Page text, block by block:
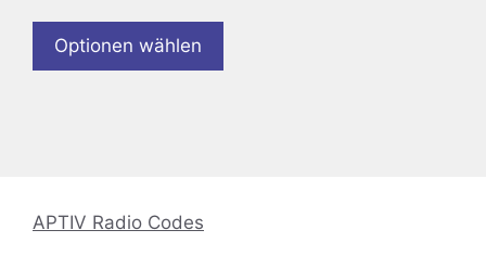
Optionen wählen
APTIV Radio Codes